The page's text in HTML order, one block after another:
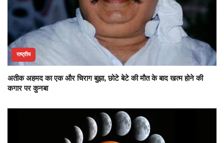
राष्ट्रीय
अतीक अहमद का एक और चिराग बुझा, छोटे बेटे की मौत के बाद खत्म होने की
कगार पर कुनबा